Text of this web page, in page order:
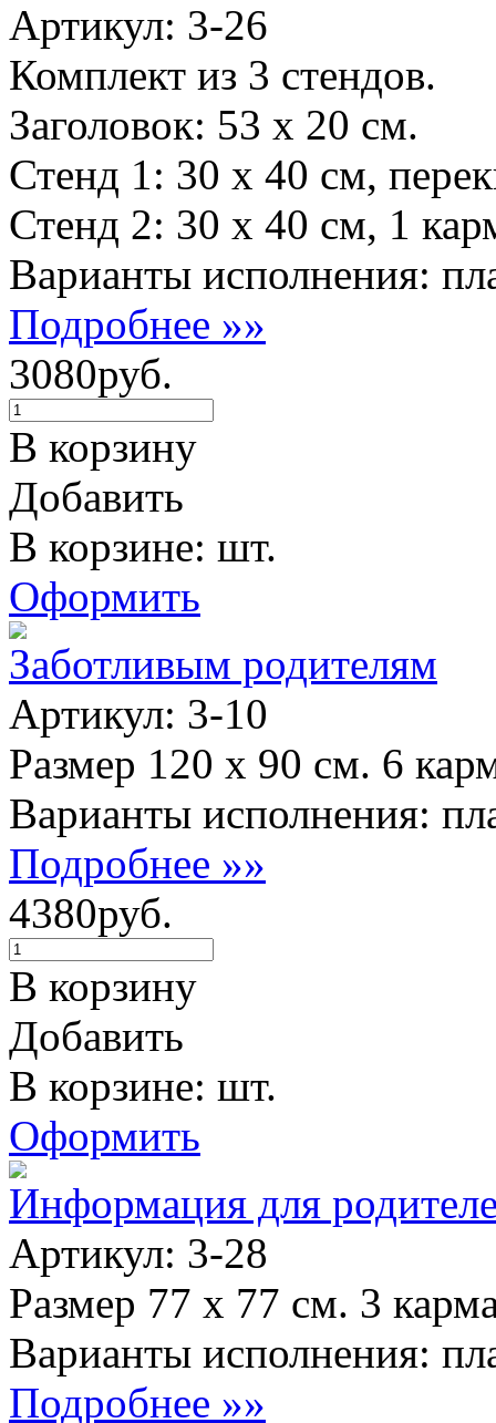
Артикул: 3-26
Комплект из 3 стендов.
Заголовок: 53 х 20 см.
Стенд 1: 30 х 40 см,
Стенд 2: 30 х 40 см, 1
Варианты исполнения:
Подробнее »»
3080руб.
В корзину
Добавить
В корзине: шт.
Оформить
Заботливым родителям
Артикул: 3-10
Размер 120 х 90 см. 6
Варианты исполнения:
Подробнее »»
4380руб.
В корзину
Добавить
В корзине: шт.
Оформить
Информация для
Артикул: 3-28
Размер 77 х 77 см. 3
Варианты исполнения:
Подробнее »»